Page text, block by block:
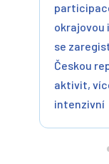
okrajovou
se
Českou
aktivit,
intenzivní